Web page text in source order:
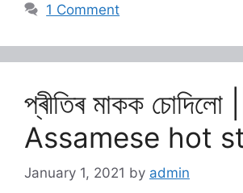
1 Comment
প্ৰীতিৰ মাকক চোদিলো ||
Assamese hot
January 1, 2021 by admin